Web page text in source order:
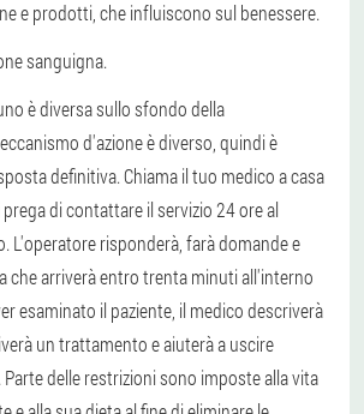
e prodotti, che influiscono sul benessere.
sanguigna.
è diversa sullo sfondo della
d'azione è diverso, quindi è
definitiva. Chiama il tuo medico a casa
di contattare il servizio 24 ore al
L'operatore risponderà, farà domande e
che arriverà entro trenta minuti all'interno
esaminato il paziente, il medico descriverà
un trattamento e aiuterà a uscire
delle restrizioni sono imposte alla vita